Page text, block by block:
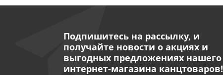
Подпишитесь на рассылку, и
получайте новости о акциях и
выгодных предложениях нашего
интернет-магазина канцтоваров!